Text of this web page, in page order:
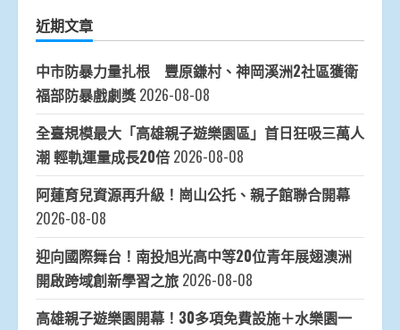
近期文章
中市防暴力量扎根 豐原鎌村、神岡溪洲2社區獲衛
福部防暴戲劇獎 2026-08-08
全臺規模最大「高雄親子遊樂園區」首日狂吸三萬人
潮 輕軌運量成長20倍 2026-08-08
阿蓮育兒資源再升級！崗山公托、親子館聯合開幕
2026-08-08
迎向國際舞台！南投旭光高中等20位青年展翅澳洲
開啟跨域創新學習之旅 2026-08-08
高雄親子遊樂園開幕！30多項免費設施＋水樂園一